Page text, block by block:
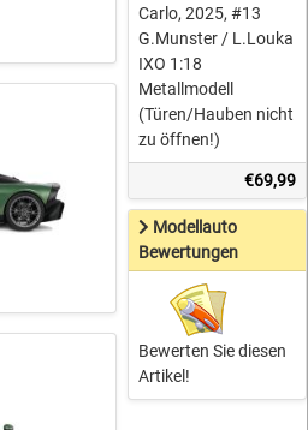
Carlo, 2025, #13
G.Munster / L.Louka
IXO 1:18
Metallmodell
(Türen/Hauben nicht
zu öffnen!)
€69,99
Modellauto
Bewertungen
Bewerten Sie diesen
Artikel!